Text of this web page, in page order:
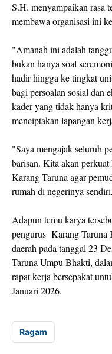
S.H. menyampaikan rasa
membawa organisasi ini
"Amanah ini adalah
bukan hanya soal
hadir hingga ke tingkat
bagi persoalan sosial dan
kader yang tidak hanya
menciptakan lapangan
"Saya mengajak seluruh
barisan. Kita akan
Karang Taruna agar
rumah di negerinya
Adapun temu karya
pengurus Karang Taruna
daerah pada tanggal 23
Taruna Umpu Bhakti,
rapat kerja bersepakat
Januari 2026.
Ragam